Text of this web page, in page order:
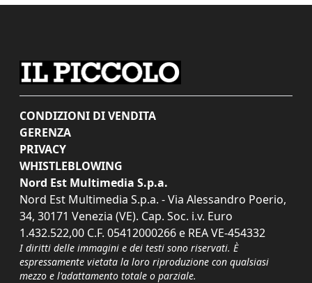
CONDIZIONI DI VENDITA
GERENZA
PRIVACY
WHISTLEBLOWING
Nord Est Multimedia S.p.a.
Nord Est Multimedia S.p.a. - Via Alessandro Poerio,
34, 30171 Venezia (VE). Cap. Soc. i.v. Euro
1.432.522,00 C.F. 05412000266 e REA VE-454332
I diritti delle immagini e dei testi sono riservati. È
espressamente vietata la loro riproduzione con qualsiasi
mezzo e l'adattamento totale o parziale.